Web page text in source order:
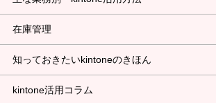
在庫管理
知っておきたいkintoneのきほん
kintone活用コラム